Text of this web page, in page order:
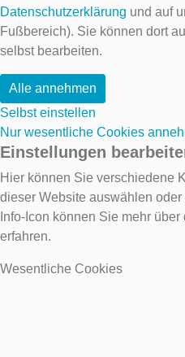
Datenschutzerklärung und auf
Fußbereich). Sie können dort
selbst bearbeiten.
Alle annehmen
Selbst einstellen
Nur wesentliche Cookies
Einstellungen
Hier können Sie verschiedene
dieser Website auswählen
Info-Icon können Sie mehr
erfahren.
Wesentliche Cookies